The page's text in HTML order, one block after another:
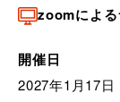
zoomによ
開催日
2027年1月17